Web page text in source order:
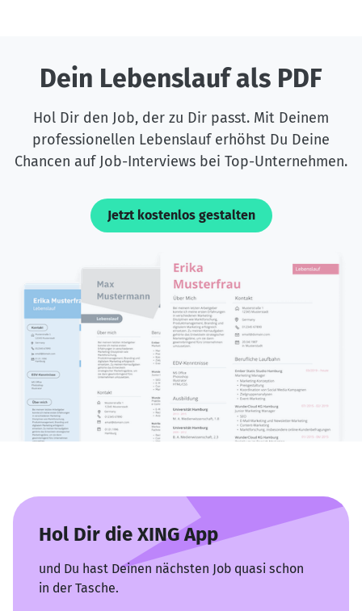
Dein Lebenslauf als PDF
Hol Dir den Job, der zu Dir passt. Mit Deinem
professionellen Lebenslauf erhöhst Du Deine
Chancen auf Job-Interviews bei Top-Unternehmen.
Jetzt kostenlos gestalten
Hol Dir die XING App
und Du hast Deinen nächsten Job quasi schon
in der Tasche.